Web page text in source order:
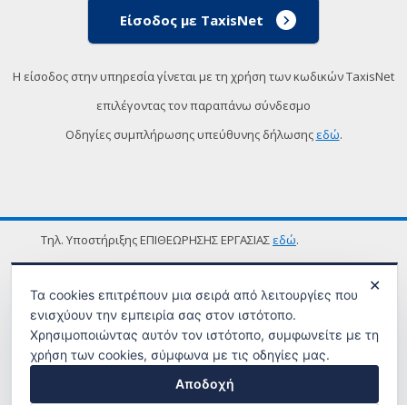
Είσοδος με TaxisNet
Η είσοδος στην υπηρεσία γίνεται με τη χρήση των κωδικών TaxisNet
επιλέγοντας τον παραπάνω σύνδεσμο
Οδηγίες συμπλήρωσης υπεύθυνης δήλωσης εδώ.
Τηλ. Υποστήριξης ΕΠΙΘΕΩΡΗΣΗΣ ΕΡΓΑΣΙΑΣ εδώ.
ΟΡΟΙ ΧΡΗΣΗΣ
✕
Τα cookies επιτρέπουν μια σειρά από λειτουργίες που
ενισχύουν την εμπειρία σας στον ιστότοπο.
Χρησιμοποιώντας αυτόν τον ιστότοπο, συμφωνείτε με τη
χρήση των cookies, σύμφωνα με τις οδηγίες μας.
Αποδοχή